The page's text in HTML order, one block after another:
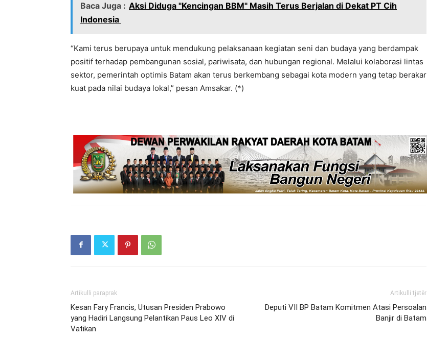
Baca Juga : Aksi Diduga "Kencingan BBM" Masih Terus Berjalan di Dekat PT Cih
Indonesia
“Kami terus berupaya untuk mendukung pelaksanaan kegiatan seni dan budaya yang berdampak
positif terhadap pembangunan sosial, pariwisata, dan hubungan regional. Melalui kolaborasi lintas
sektor, pemerintah optimis Batam akan terus berkembang sebagai kota modern yang tetap berakar
kuat pada nilai budaya lokal,” pesan Amsakar. (*)
Artikulli paraprak
Kesan Fary Francis, Utusan Presiden Prabowo
yang Hadiri Langsung Pelantikan Paus Leo XIV di
Vatikan
Artikulli tjetër
Deputi VII BP Batam Komitmen Atasi Persoalan
Banjir di Batam